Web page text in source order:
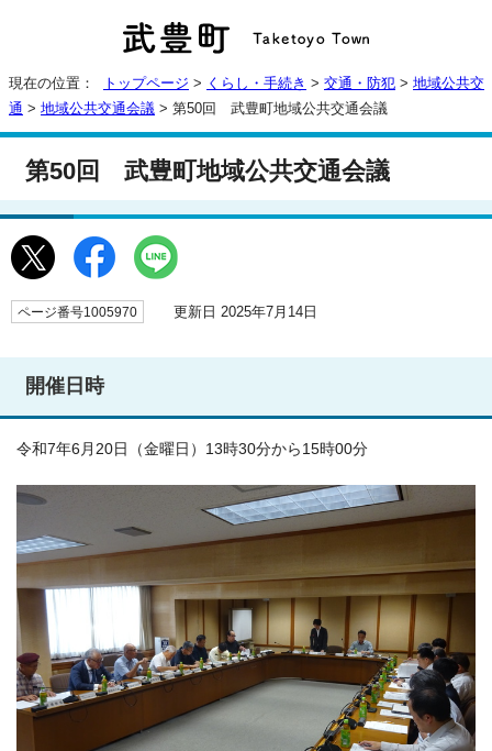
現在の位置： トップページ > くらし・手続き > 交通・防犯 > 地域公共交
通 > 地域公共交通会議 > 第50回 武豊町地域公共交通会議
第50回 武豊町地域公共交通会議
ページ番号1005970 更新日 2025年7月14日
開催日時
令和7年6月20日（金曜日）13時30分から15時00分